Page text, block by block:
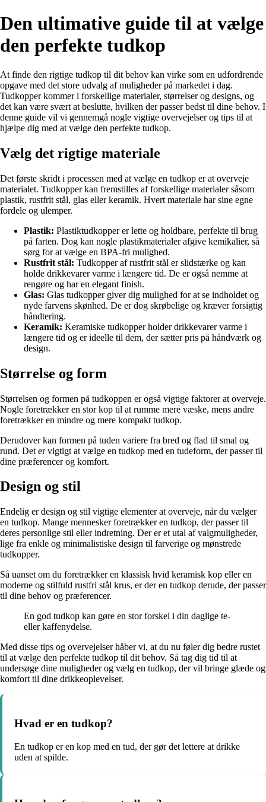
Den ultimative guide til at vælge
den perfekte tudkop
At finde den rigtige tudkop til dit behov kan virke som en udfordrende
opgave med det store udvalg af muligheder på markedet i dag.
Tudkopper kommer i forskellige materialer, størrelser og designs, og
det kan være svært at beslutte, hvilken der passer bedst til dine behov. I
denne guide vil vi gennemgå nogle vigtige overvejelser og tips til at
hjælpe dig med at vælge den perfekte tudkop.
Vælg det rigtige materiale
Det første skridt i processen med at vælge en tudkop er at overveje
materialet. Tudkopper kan fremstilles af forskellige materialer såsom
plastik, rustfrit stål, glas eller keramik. Hvert materiale har sine egne
fordele og ulemper.
Plastik: Plastiktudkopper er lette og holdbare, perfekte til brug
på farten. Dog kan nogle plastikmaterialer afgive kemikalier, så
sørg for at vælge en BPA-fri mulighed.
Rustfrit stål: Tudkopper af rustfrit stål er slidstærke og kan
holde drikkevarer varme i længere tid. De er også nemme at
rengøre og har en elegant finish.
Glas: Glas tudkopper giver dig mulighed for at se indholdet og
nyde farvens skønhed. De er dog skrøbelige og kræver forsigtig
håndtering.
Keramik: Keramiske tudkopper holder drikkevarer varme i
længere tid og er ideelle til dem, der sætter pris på håndværk og
design.
Størrelse og form
Størrelsen og formen på tudkoppen er også vigtige faktorer at overveje.
Nogle foretrækker en stor kop til at rumme mere væske, mens andre
foretrækker en mindre og mere kompakt tudkop.
Derudover kan formen på tuden variere fra bred og flad til smal og
rund. Det er vigtigt at vælge en tudkop med en tudeform, der passer til
dine præferencer og komfort.
Design og stil
Endelig er design og stil vigtige elementer at overveje, når du vælger
en tudkop. Mange mennesker foretrækker en tudkop, der passer til
deres personlige stil eller indretning. Der er et utal af valgmuligheder,
lige fra enkle og minimalistiske design til farverige og mønstrede
tudkopper.
Så uanset om du foretrækker en klassisk hvid keramisk kop eller en
moderne og stilfuld rustfri stål krus, er der en tudkop derude, der passer
til dine behov og præferencer.
En god tudkop kan gøre en stor forskel i din daglige te-
eller kaffenydelse.
Med disse tips og overvejelser håber vi, at du nu føler dig bedre rustet
til at vælge den perfekte tudkop til dit behov. Så tag dig tid til at
undersøge dine muligheder og vælg en tudkop, der vil bringe glæde og
komfort til dine drikkeoplevelser.
Hvad er en tudkop?
En tudkop er en kop med en tud, der gør det lettere at drikke
uden at spilde.